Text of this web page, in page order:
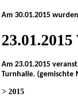
Am 30.01.2015
Am 23.01.2015
Turnhalle. (gemischte
> 2015